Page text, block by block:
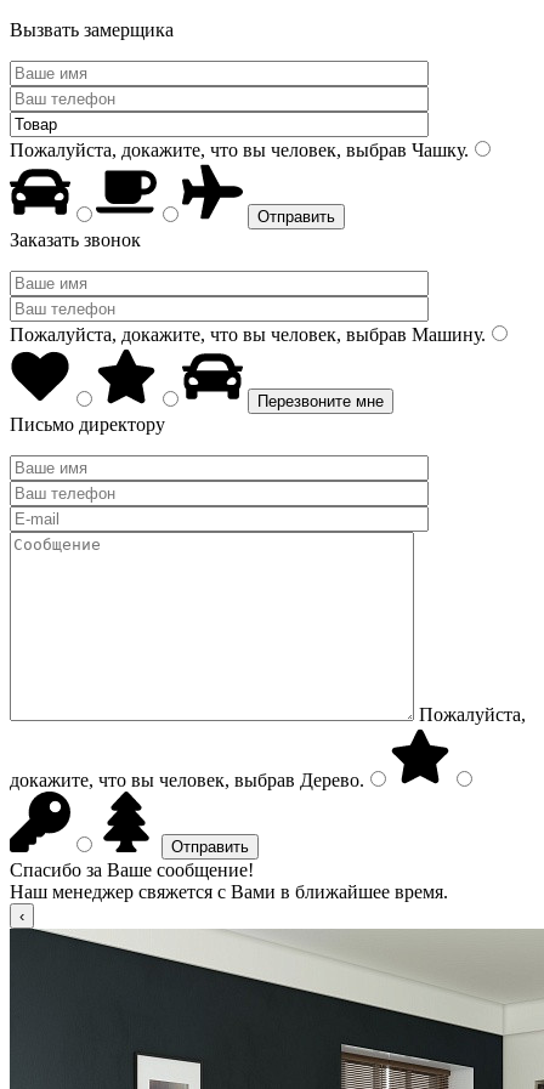
Вызвать замерщика
Пожалуйста, докажите, что вы человек, выбрав Чашку.
Заказать звонок
Пожалуйста, докажите, что вы человек, выбрав Машину.
Письмо директору
Пожалуйста,
докажите, что вы человек, выбрав Дерево.
Спасибо за Ваше сообщение!
Наш менеджер свяжется с Вами в ближайшее время.